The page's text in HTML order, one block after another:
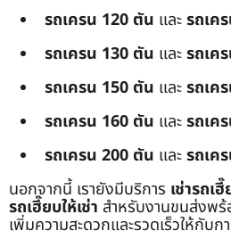
รถเครน 120 ตัน และรถเค
รถเครน 130 ตัน และรถเค
รถเครน 150 ตัน และรถเค
รถเครน 160 ตัน และรถเค
รถเครน 200 ตัน และรถเค
นอกจากนี้ เรายังมีบริการ เช่ารถเ
รถเฮี๊ยบให้เช่า สำหรับงานขนส่งพ
เพิ่มความสะดวกและรวดเร็วให้กับ